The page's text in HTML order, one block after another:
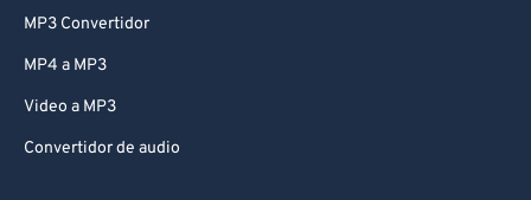
MP3 Convertidor
MP4 a MP3
Video a MP3
Convertidor de audio